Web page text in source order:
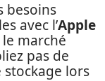
besoins
avec l’Apple
le marché
pas de
stockage lors